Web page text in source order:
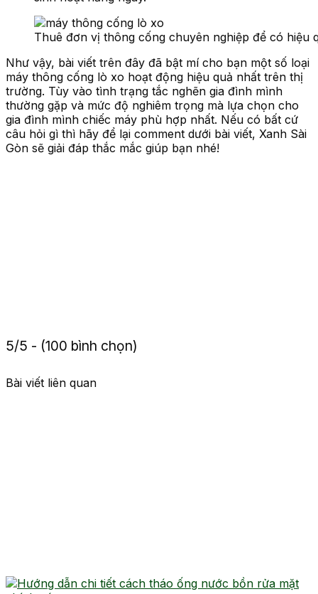
Thuê đơn vị thông cống chuyên nghiệp để có hiệu
Như vậy, bài viết trên đây đã bật mí cho bạn một số loại
máy thông cống lò xo hoạt động hiệu quả nhất trên thị
trường. Tùy vào tình trạng tắc nghẽn gia đình mình
thường gặp và mức độ nghiêm trọng mà lựa chọn cho
gia đình mình chiếc máy phù hợp nhất. Nếu có bất cứ
câu hỏi gì thì hãy để lại comment dưới bài viết, Xanh Sài
Gòn sẽ giải đáp thắc mắc giúp bạn nhé!
5/5 - (100 bình chọn)
Bài viết liên quan